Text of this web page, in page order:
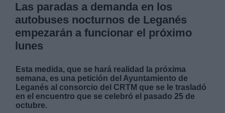
Las paradas a demanda en los
autobuses nocturnos de Leganés
empezarán a funcionar el próximo
lunes
Esta medida, que se hará realidad la próxima
semana, es una petición del Ayuntamiento de
Leganés al consorcio del CRTM que se le trasladó
en el encuentro que se celebró el pasado 25 de
octubre.